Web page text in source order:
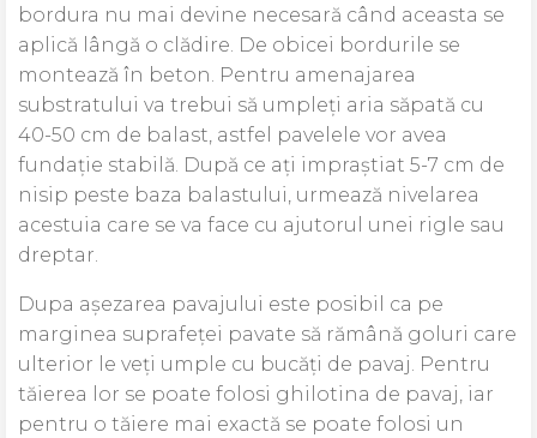
bordura nu mai devine necesară când aceasta se
aplică lângă o clădire. De obicei bordurile se
montează în beton. Pentru amenajarea
substratului va trebui să umpleți aria săpată cu
40-50 cm de balast, astfel pavelele vor avea
fundație stabilă. După ce ați impraștiat 5-7 cm de
nisip peste baza balastului, urmează nivelarea
acestuia care se va face cu ajutorul unei rigle sau
dreptar.
Dupa așezarea pavajului este posibil ca pe
marginea suprafeței pavate să rămână goluri care
ulterior le veți umple cu bucăți de pavaj. Pentru
tăierea lor se poate folosi ghilotina de pavaj, iar
pentru o tăiere mai exactă se poate folosi un